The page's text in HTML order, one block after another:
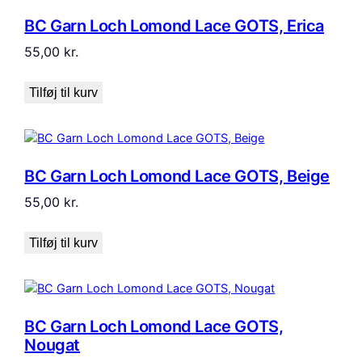
BC Garn Loch Lomond Lace GOTS, Erica
55,00 kr.
Tilføj til kurv
BC Garn Loch Lomond Lace GOTS, Beige
55,00 kr.
Tilføj til kurv
BC Garn Loch Lomond Lace GOTS,
Nougat